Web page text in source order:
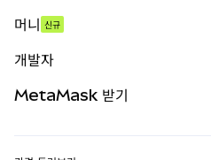
무기한 선물
실물자산
머니 신규
개발자
MetaMask 받기